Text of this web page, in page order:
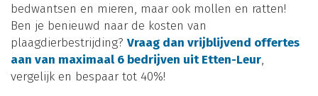
bedwantsen en mieren, maar ook mollen en ratten!
Ben je benieuwd naar de kosten van
plaagdierbestrijding? Vraag dan vrijblijvend offertes
aan van maximaal 6 bedrijven uit Etten-Leur,
vergelijk en bespaar tot 40%!